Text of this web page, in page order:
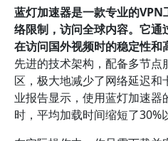
蓝灯加速器是一款专业的
络限制，访问全球内容。它
在访问国外视频时的稳定性和
先进的技术架构，配备多节
区，极大地减少了网络延迟
业报告显示，使用蓝灯加速
时，平均加载时间缩短了30%